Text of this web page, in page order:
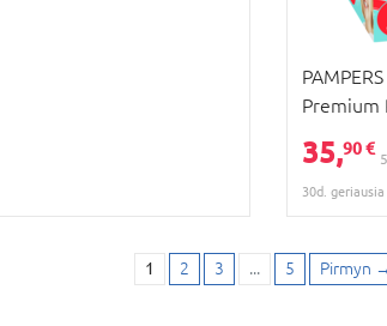
Premium
80894761
35,90 €
30d.
1 2 3 ... 5 Pirmyn →